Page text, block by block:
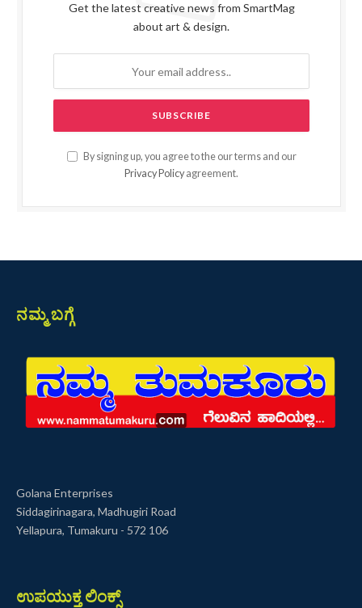
Get the latest creative news from SmartMag
about art & design.
By signing up, you agree to the our terms and our
Privacy Policy agreement.
ನಮ್ಮ ಬಗ್ಗೆ
Golana Enterprises
Siddagirinagara, Madhugiri Road
Yellapura, Tumakuru - 572 106
ಉಪಯುಕ್ತ ಲಿಂಕ್ಸ್